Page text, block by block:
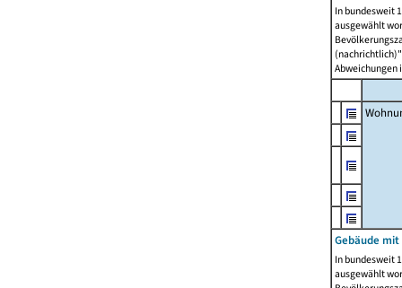
In bundesweit
ausgewählt
Abweichungen
Gebäude
In bundesweit
ausgewählt